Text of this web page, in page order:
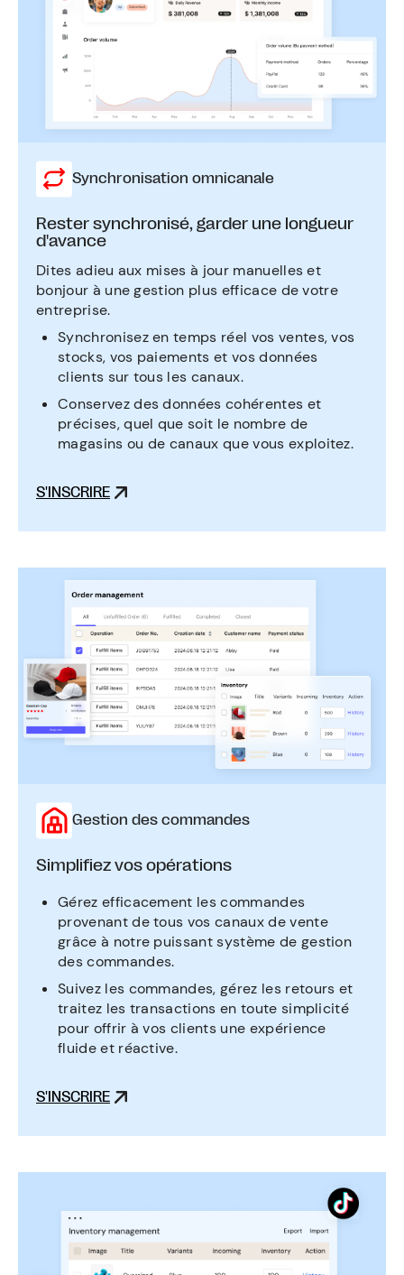
Synchronisation omnicanale
Rester synchronisé, garder une longueur
d'avance
Dites adieu aux mises à jour manuelles et
bonjour à une gestion plus efficace de votre
entreprise.
Synchronisez en temps réel vos ventes, vos
stocks, vos paiements et vos données
clients sur tous les canaux.
Conservez des données cohérentes et
précises, quel que soit le nombre de
magasins ou de canaux que vous exploitez.
S'INSCRIRE
Gestion des commandes
Simplifiez vos opérations
Gérez efficacement les commandes
provenant de tous vos canaux de vente
grâce à notre puissant système de gestion
des commandes.
Suivez les commandes, gérez les retours et
traitez les transactions en toute simplicité
pour offrir à vos clients une expérience
fluide et réactive.
S'INSCRIRE